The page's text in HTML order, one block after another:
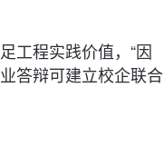
工程实践价值，“因
答辩可建立校企联合